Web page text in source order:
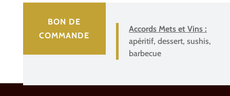
BON DE
COMMANDE
Accords Mets et Vins :
apéritif, dessert, sushis,
barbecue